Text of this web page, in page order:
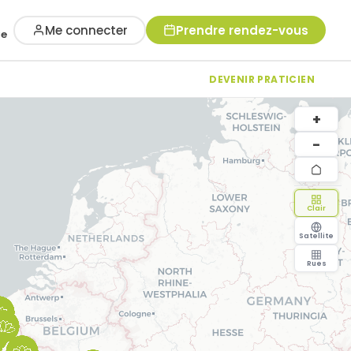
Me connecter Prendre rendez-vous
DEVENIR PRATICIEN
+
−
Clair
Satellite
Rues